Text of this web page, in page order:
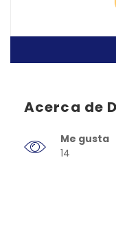
Acerca de
Me gusta
14